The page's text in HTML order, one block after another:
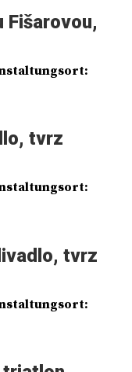
Fišarovou,
tvrz
tvrz